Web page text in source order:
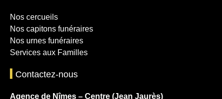
Nos cercueils
Nos capitons funéraires
Nos urnes funéraires
Services aux Familles
Contactez-nous
Agence de Nîmes – Centre (Jean Jaurès)